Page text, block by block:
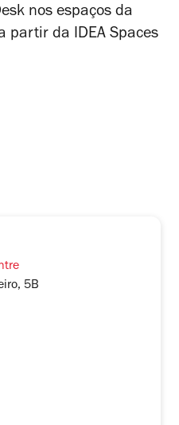
nos espaços da
partir da IDEA Spaces
5B